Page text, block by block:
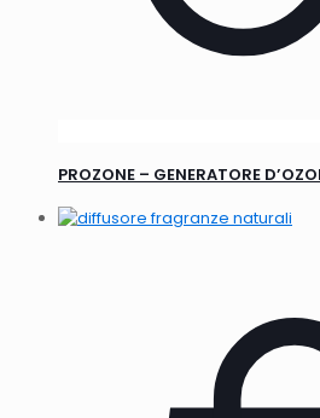
PROZONE – GENERATORE